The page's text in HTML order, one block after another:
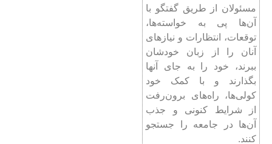
مسئولان از طریق گفتگو با
آن‌ها پی به خواسته‌ها،
توقعات، انتظارات و نیازهای
آنان را از زبان خودشان
ببرند، خود را به جای آنها
بگذارند و با کمک خود
کولی‌ها، راه‌های برون‌رفت
از شرایط کنونی و جذب
آن‌ها در جامعه را جستجو
کنند.